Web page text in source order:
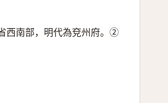
西南部，明代為兗州府。②